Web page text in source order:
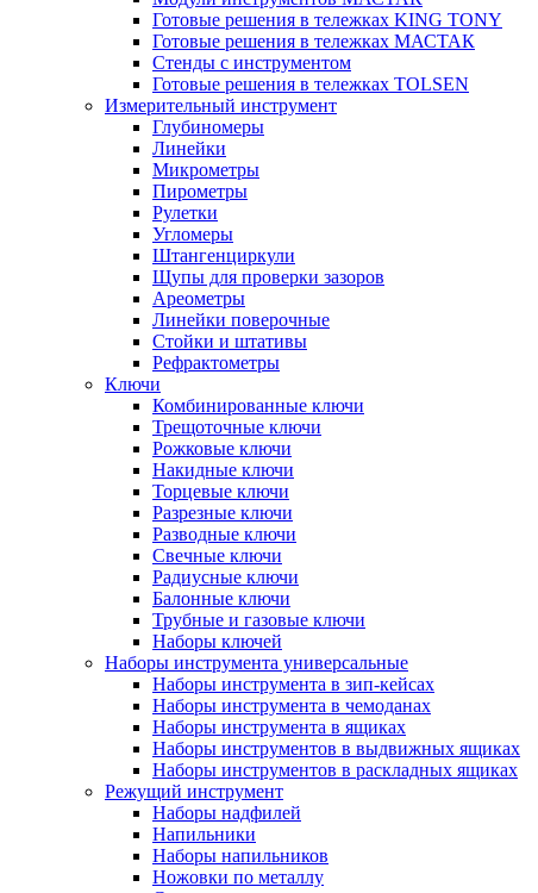
Готовые решения в тележках KING TONY
Готовые решения в тележках МАСТАК
Стенды с инструментом
Готовые решения в тележках TOLSEN
Измерительный инструмент
Глубиномеры
Линейки
Микрометры
Пирометры
Рулетки
Угломеры
Штангенциркули
Щупы для проверки зазоров
Ареометры
Линейки поверочные
Стойки и штативы
Рефрактометры
Ключи
Комбинированные ключи
Трещоточные ключи
Рожковые ключи
Накидные ключи
Торцевые ключи
Разрезные ключи
Разводные ключи
Свечные ключи
Радиусные ключи
Балонные ключи
Трубные и газовые ключи
Наборы ключей
Наборы инструмента универсальные
Наборы инструмента в зип-кейсах
Наборы инструмента в чемоданах
Наборы инструмента в ящиках
Наборы инструментов в выдвижных ящиках
Наборы инструментов в раскладных ящиках
Режущий инструмент
Наборы надфилей
Напильники
Наборы напильников
Ножовки по металлу